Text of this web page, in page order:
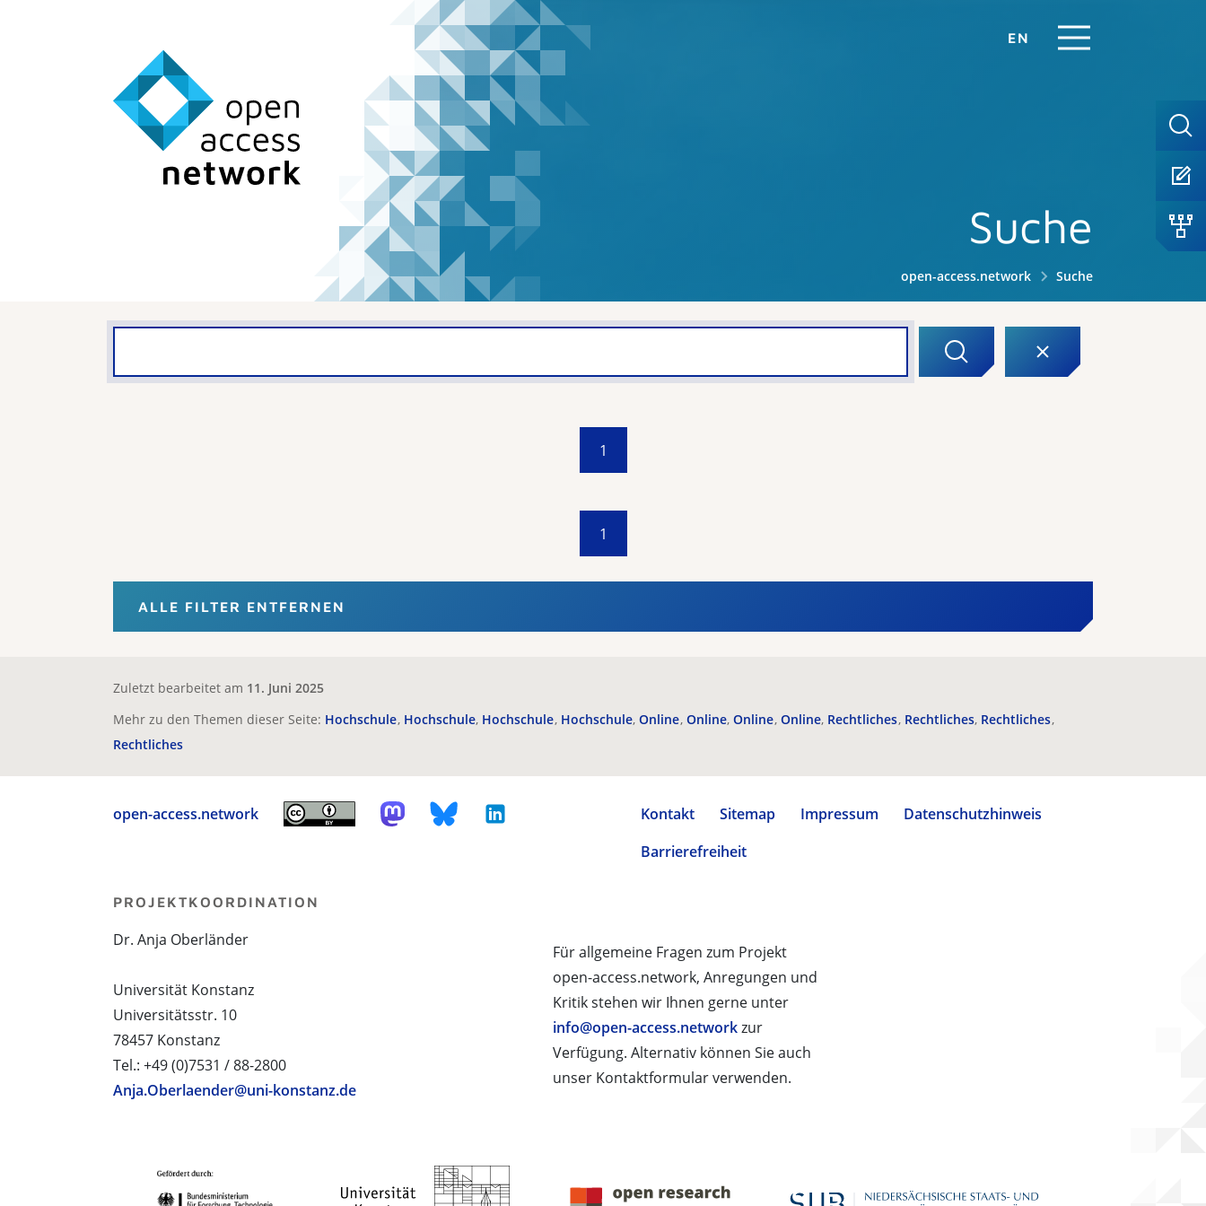
EN
Suche
open-access.network Suche
1
1
ALLE FILTER ENTFERNEN
Zuletzt bearbeitet am 11. Juni 2025
Mehr zu den Themen dieser Seite: Hochschule Hochschule Hochschule Hochschule Online Online Online Online Rechtliches Rechtliches Rechtliches
Rechtliches
open-access.network Kontakt Sitemap Impressum
Datenschutzhinweis
Barrierefreiheit
Für allgemeine Fragen zum Projekt
open-access.network, Anregungen und
Kritik stehen wir Ihnen gerne unter
info@open-access.networkzur
Verfügung. Alternativ können Sie auch
unser Kontaktformular verwenden.
PROJEKTKOORDINATION
Dr. Anja Oberländer
Universität Konstanz
Universitätsstr. 10
78457 Konstanz
Tel.: +49 (0)7531 / 88-2800
Anja.Oberlaender@uni-konstanz.de